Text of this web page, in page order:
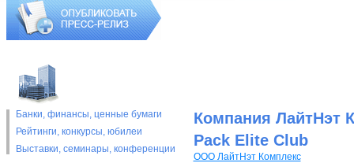
Банки, финансы, ценные бумаги
Рейтинги, конкурсы, юбилеи
Выставки, cеминары, конференции
Компания ЛайтНэт
Pack Elite Club
ООО ЛайтНэт Комплекс